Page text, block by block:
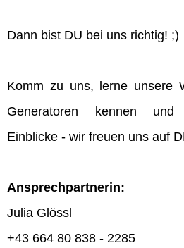
Dann bist DU bei uns richtig! ;)
Komm zu uns, lerne unsere
Generatoren kennen und
Einblicke - wir freuen uns auf
Ansprechpartnerin:
Julia Glössl
+43 664 80 838 - 2285